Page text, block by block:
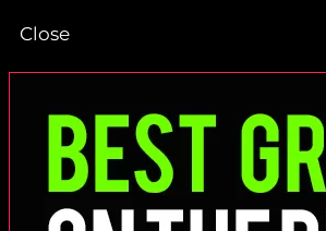
Close